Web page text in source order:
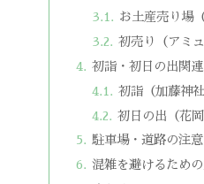
お土産売り場
初売り（アミ
初詣・初日の出関
初詣（加藤神
初日の出（花岡
駐車場・道路の注
混雑を避けるため